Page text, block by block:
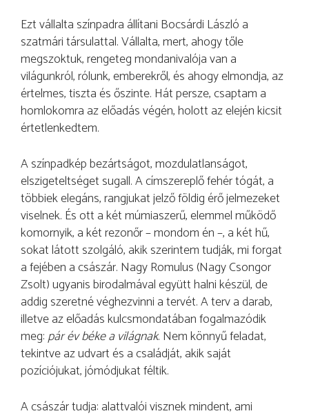
Ezt vállalta színpadra állítani Bocsárdi László a
szatmári társulattal. Vállalta, mert, ahogy tőle
megszoktuk, rengeteg mondanivalója van a
világunkról, rólunk, emberekről, és ahogy elmondja, az
értelmes, tiszta és őszinte. Hát persze, csaptam a
homlokomra az előadás végén, holott az elején kicsit
értetlenkedtem.
A színpadkép bezártságot, mozdulatlanságot,
elszigeteltséget sugall. A címszereplő fehér tógát, a
többiek elegáns, rangjukat jelző földig érő jelmezeket
viselnek. És ott a két múmiaszerű, elemmel működő
komornyik, a két rezonőr – mondom én –, a két hű,
sokat látott szolgáló, akik szerintem tudják, mi forgat
a fejében a császár. Nagy Romulus (Nagy Csongor
Zsolt) ugyanis birodalmával együtt halni készül, de
addig szeretné véghezvinni a tervét. A terv a darab,
illetve az előadás kulcsmondatában fogalmazódik
meg:pár év béke a világnak. Nem könnyű feladat,
tekintve az udvart és a családját, akik saját
pozíciójukat, jómódjukat féltik.
A császár tudja: alattvalói visznek mindent, ami